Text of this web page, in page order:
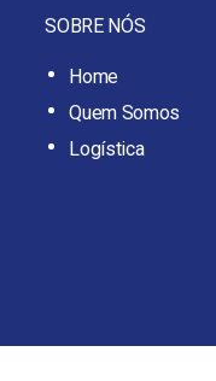
SOBRE NÓS
Home
Quem Somos
Logística